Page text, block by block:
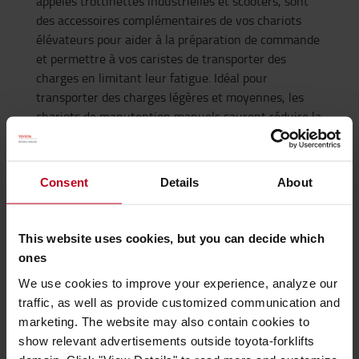
Consent Details About
This website uses cookies, but you can decide which
ones
We use cookies to improve your experience, analyze our
traffic, as well as provide customized communication and
marketing. The website may also contain cookies to
show relevant advertisements outside toyota-forklifts
des accessoires complémentaires de vos chariots
élévateurs pour aider à la préparation de commande
et permettre à vos caristes de transporter des
charges en limitant leur fatigue. Idéal pour
transporter des charges légères et moyennes, les
chariots de manutention manuels sauront réduire la
fatigue de vos caristes dans l’exécution de leurs
tâches. Certaines distances peuvent être longues à
parcourir à pied et ne nécessite pas l’utilisation d’un
rendre d’un point A à un point B rapidement.
Renforcez la sécurité de votre espace de
travail
Les entrepôts sont des environnements dans lequel
cohabitent piétons et chariots élévateurs. Des